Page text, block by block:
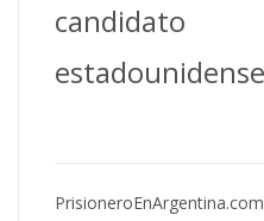
PrisioneroEnArgentina.com